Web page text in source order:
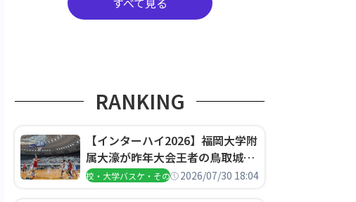
RANKING
【インターハイ2026】福岡大学附
属大濠が昨年大会王者の鳥取城北
を撃破、大阪薫英女学院は岐阜女
高校・大学バスケ・その他2026/07/30 18:04